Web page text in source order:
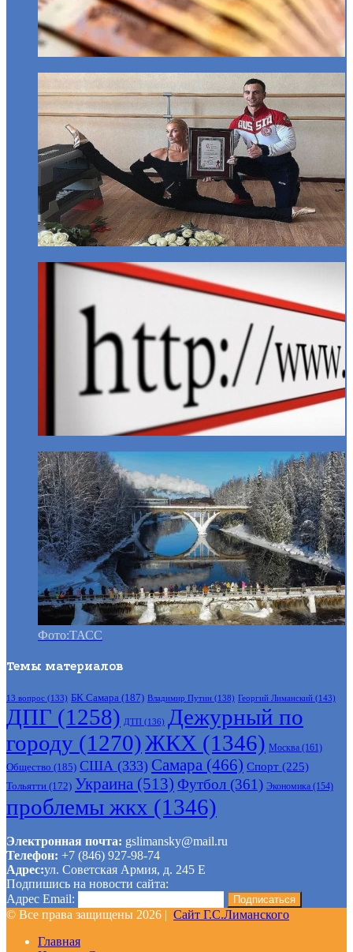
Фото:ТАСС
Темы материалов
13 вопрос (133) БК Самара (187) Владимир Путин (138) Георгий Лиманский (143)
ДПГ (1258) ДТП (136) Дежурный по
городу (1270)ЖКХ (1346) Москва (161)
Общество (185) США (333) Самара (466) Спорт (225)
Тольятти (172) Украина (513) Футбол (361) Экономика (154)
проблемы жкх (1346)
Электронная почта: gslimansky@mail.ru
Телефон: +7 (846) 927-98-74
Адрес:ул. Советская Армия, д. 245 Е
Подпишись на новости сайта:
Адрес Email:
© Все права защищены 2026 | Сайт Г.С.Лиманского
Главная